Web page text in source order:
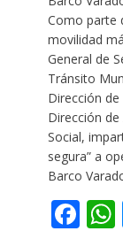
Como parte
movilidad
General de
Tránsito
Dirección
Dirección de
Social,
segura” a
Barco
F